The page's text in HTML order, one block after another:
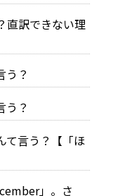
直訳できない理
う？
う？
て言う？【「ほ
」。さ